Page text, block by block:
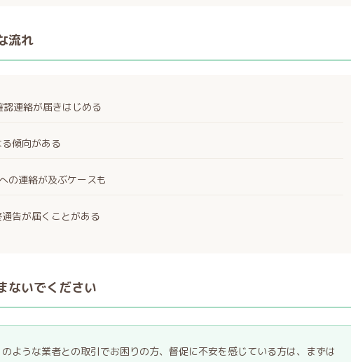
流れ
連絡が届きはじめる
傾向がある
の連絡が及ぶケースも
告が届くことがある
ないでください
ような業者との取引でお困りの方、督促に不安を感じている方は、まずは